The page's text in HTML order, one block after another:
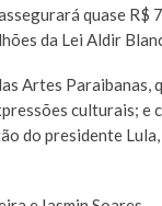
quase
da Lei Aldir
Artes Paraibanas,
culturais; e
do presidente